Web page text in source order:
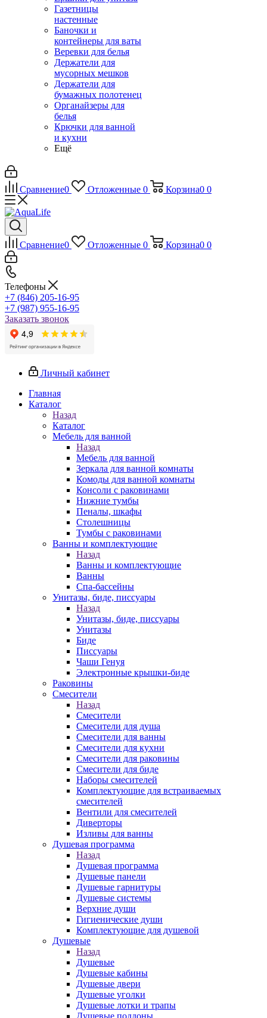
Газетницы
настенные
Баночки и
контейнеры для ваты
Веревки для белья
Держатели для
мусорных мешков
Держатели для
бумажных полотенец
Органайзеры для
белья
Крючки для ванной
и кухни
Ещё
Сравнение0 Отложенные 0 Корзина0 0
Сравнение0 Отложенные 0 Корзина0 0
Телефоны
+7 (846) 205-16-95
+7 (987) 955-16-95
Заказать звонок
Личный кабинет
Главная
Каталог
Назад
Каталог
Мебель для ванной
Назад
Мебель для ванной
Зеркала для ванной комнаты
Комоды для ванной комнаты
Консоли с раковинами
Нижние тумбы
Пеналы, шкафы
Столешницы
Тумбы с раковинами
Ванны и комплектующие
Назад
Ванны и комплектующие
Ванны
Спа-бассейны
Унитазы, биде, писсуары
Назад
Унитазы, биде, писсуары
Унитазы
Биде
Писсуары
Чаши Генуя
Электронные крышки-биде
Раковины
Смесители
Назад
Смесители
Смесители для душа
Смесители для ванны
Смесители для кухни
Смесители для раковины
Смесители для биде
Наборы смесителей
Комплектующие для встраиваемых
смесителей
Вентили для смесителей
Диверторы
Изливы для ванны
Душевая программа
Назад
Душевая программа
Душевые панели
Душевые гарнитуры
Душевые системы
Верхние души
Гигиенические души
Комплектующие для душевой
Душевые
Назад
Душевые
Душевые кабины
Душевые двери
Душевые уголки
Душевые лотки и трапы
Душевые поддоны